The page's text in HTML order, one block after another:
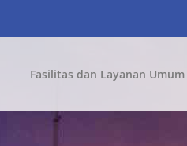
Fasilitas dan Layanan Umum